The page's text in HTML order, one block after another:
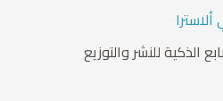
الذكية للنشر والتوزيع